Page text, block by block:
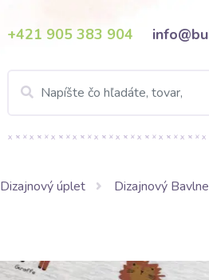
+421 905 383 904
Dizajnový úplet Dizajnový